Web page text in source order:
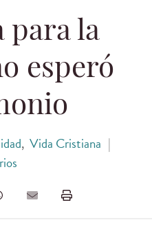
para la
esperó
, Vida Cristiana |